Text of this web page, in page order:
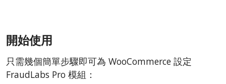
開始使用
只需幾個簡單步驟即可為 WooCommerce 設定
FraudLabs Pro 模組：